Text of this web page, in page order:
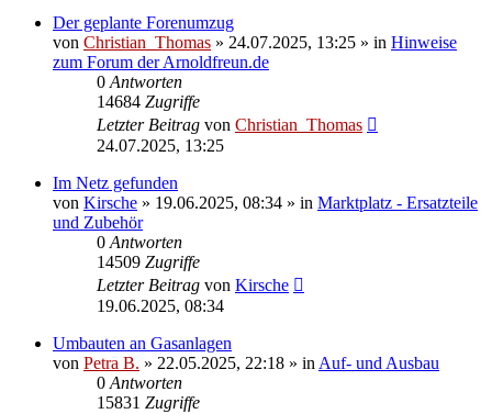
Der geplante Forenumzug
von Christian_Thomas » 24.07.2025, 13:25 » in Hinweise
zum Forum der Arnoldfreun.de
0Antworten
14684 Zugriffe
Letzter Beitrag von Christian_Thomas
24.07.2025, 13:25
Im Netz gefunden
von Kirsche » 19.06.2025, 08:34 » in Marktplatz - Ersatzteile
und Zubehör
0Antworten
14509 Zugriffe
Letzter Beitrag von Kirsche
19.06.2025, 08:34
Umbauten an Gasanlagen
von Petra B. » 22.05.2025, 22:18 » inAuf- und Ausbau
0Antworten
15831 Zugriffe